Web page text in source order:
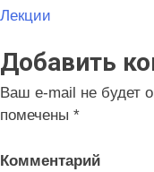
Навигация
по
записям
Лекции
Добавить
Ваш e-mail не будет
помечены *
Комментарий